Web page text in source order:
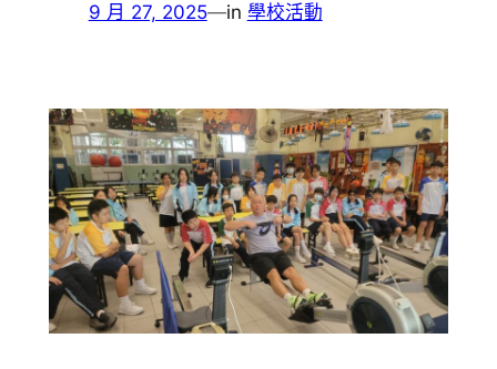
9 月 27, 2025—in 學校活動